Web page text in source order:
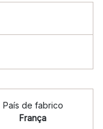
País de fabrico
França